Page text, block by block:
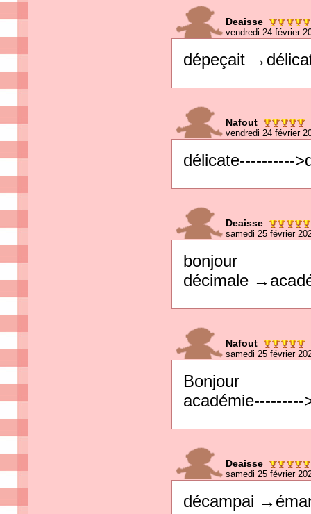
Deaisse
vendredi 24 février
dépeçait
Nafout
vendredi 24 février
délicate----------
Deaisse
samedi 25 février
bonjour
décimale
Nafout
samedi 25 février
Bonjour
académie---------
Deaisse
samedi 25 février
décampai